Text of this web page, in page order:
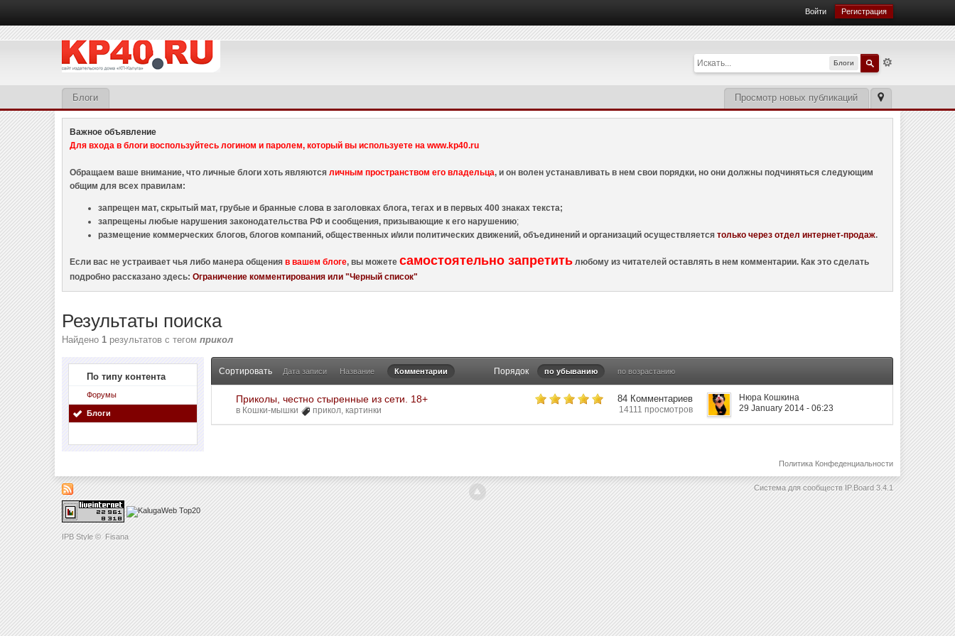
IPB Style © Fisana
Войти Регистрация
Блоги
Просмотр новых публикаций
Блоги
Важное объявление
Для входа в блоги воспользуйтесь логином и паролем, который вы используете на www.kp40.ru
Обращаем ваше внимание, что личные блоги хоть являютсяличным пространством его владельца, и он волен устанавливать в нем свои порядки, но они должны подчиняться следующим
общим для всех правилам:
запрещен мат, скрытый мат, грубые и бранные слова в заголовках блога, тегах и в первых 400 знаках текста;
запрещены любые нарушения законодательства РФ и сообщения, призывающие к его нарушению;
размещение коммерческих блогов, блогов компаний, общественных и/или политических движений, объединений и организаций осуществляетсятолько через отдел интернет-продаж.
Если вас не устраивает чья либо манера общенияв вашем блоге, вы можетесамостоятельно запретить любому из читателей оставлять в нем комментарии. Как это сделать
подробно рассказано здесь:Ограничение комментирования или "Черный список"
Результаты поиска
Найдено1 результатов с тегомприкол
По типу контента
Форумы
Блоги
Сортировать Дата записи Название Комментарии Порядок по убыванию по возрастанию
Приколы, честно стыренные из сети. 18+
в Кошки-мышки прикол,картинки
84 Комментариев
14111 просмотров
Нюра Кошкина
29 January 2014 - 06:23
Политика Конфеденциальности
Система для сообществ IP.Board 3.4.1